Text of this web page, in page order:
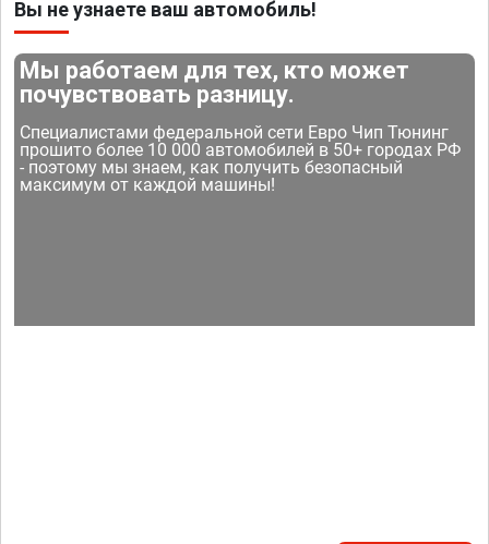
Вы не узнаете ваш автомобиль!
Мы работаем для тех, кто может
почувствовать разницу.
Специалистами федеральной сети Евро Чип Тюнинг
прошито более 10 000 автомобилей в 50+ городах РФ
- поэтому мы знаем, как получить безопасный
максимум от каждой машины!